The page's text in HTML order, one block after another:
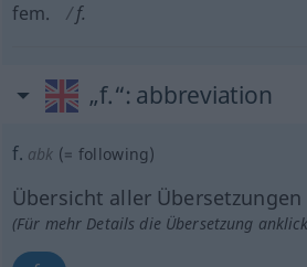
fem. f.
„f.“: abbreviation
f. abk (= following)
Übersicht aller Übersetzungen
(Für mehr Details die Übersetzung